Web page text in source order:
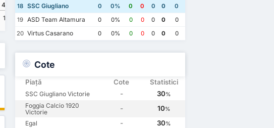
4
1
Foggia Calcio 1920
SSC Giugliano 0
Foggia Calcio 1920
SSC Giugliano
SSC Giugliano
18 SSC Giugliano 0 0% 0 0 0 0
0
19 ASD Team Altamura 0 0% 0 0 0 0
0
20 Virtus Casarano 0 0% 0 0 0 0 0
Cote
Piață Cote Statistici
SSC Giugliano Victorie - 30%
Foggia Calcio 1920
Victorie
- 10%
Egal - 30%